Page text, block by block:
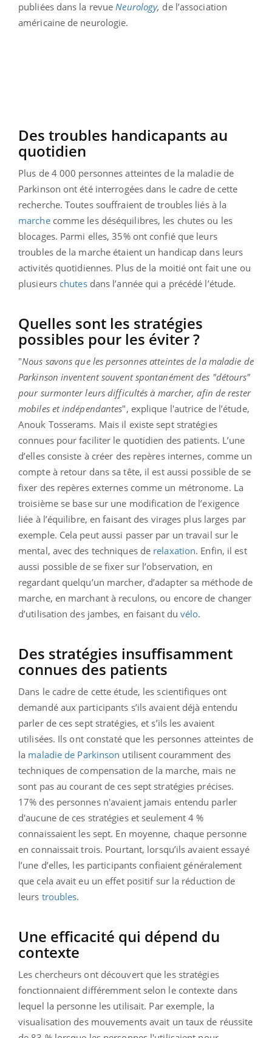
publiées dans la revueNeurology, de l’association
américaine de neurologie.
Des troubles handicapants au
quotidien
Plus de 4 000 personnes atteintes de la maladie de
Parkinson ont été interrogées dans le cadre de cette
recherche. Toutes souffraient de troubles liés à la
marchecomme les déséquilibres, les chutes ou les
blocages. Parmi elles, 35% ont confié que leurs
troubles de la marche étaient un handicap dans leurs
activités quotidiennes. Plus de la moitié ont fait une ou
plusieurs chutesdans l’année qui a précédé l’étude.
Quelles sont les stratégies
possibles pour les éviter ?
"Nous savons que les personnes atteintes de la maladie de
Parkinson inventent souvent spontanément des "détours"
pour surmonter leurs difficultés à marcher, afin de rester
mobiles et indépendantes", explique l'autrice de l’étude,
Anouk Tosserams. Mais il existe sept stratégies
connues pour faciliter le quotidien des patients. L’une
d’elles consiste à créer des repères internes, comme un
compte à retour dans sa tête, il est aussi possible de se
fixer des repères externes comme un métronome. La
troisième se base sur une modification de l’exigence
liée à l’équilibre, en faisant des virages plus larges par
exemple. Cela peut aussi passer par un travail sur le
mental, avec des techniques de relaxation. Enfin, il est
aussi possible de se fixer sur l’observation, en
regardant quelqu’un marcher, d’adapter sa méthode de
marche, en marchant à reculons, ou encore de changer
d’utilisation des jambes, en faisant duvélo.
Des stratégies insuffisamment
connues des patients
Dans le cadre de cette étude, les scientifiques ont
demandé aux participants s’ils avaient déjà entendu
parler de ces sept stratégies, et s’ils les avaient
utilisées. Ils ont constaté que les personnes atteintes de
la maladie de Parkinson utilisent couramment des
techniques de compensation de la marche, mais ne
sont pas au courant de ces sept stratégies précises.
17% des personnes n'avaient jamais entendu parler
d'aucune de ces stratégies et seulement 4 %
connaissaient les sept. En moyenne, chaque personne
en connaissait trois. Pourtant, lorsqu’ils avaient essayé
l’une d’elles, les participants confiaient généralement
que cela avait eu un effet positif sur la réduction de
leurs troubles.
Une efficacité qui dépend du
contexte
Les chercheurs ont découvert que les stratégies
fonctionnaient différemment selon le contexte dans
lequel la personne les utilisait. Par exemple, la
visualisation des mouvements avait un taux de réussite